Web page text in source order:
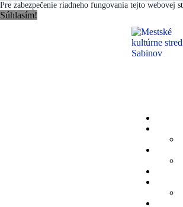
Pre zabezpečenie riadneho fungovania tejto webovej
Súhlasím!